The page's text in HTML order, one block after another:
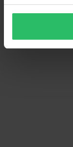
-24%
699 kr
Vevstakssats ProX